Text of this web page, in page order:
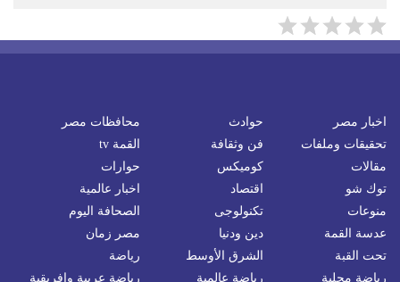
اخبار مصر حوادث
محافظات مصر
تحقيقات وملفات
فن وثقافة
القمة tv
مقالات
كوميكس
حوارات
توك شو
اقتصاد
اخبار عالمية
منوعات
تكنولوجى
الصحافة اليوم
عدسة القمة
دين ودنيا
مصر زمان
تحت القبة
الشرق الأوسط
رياضة
رياضة محلية
رياضة عالمية رياضة عربية وافريقية